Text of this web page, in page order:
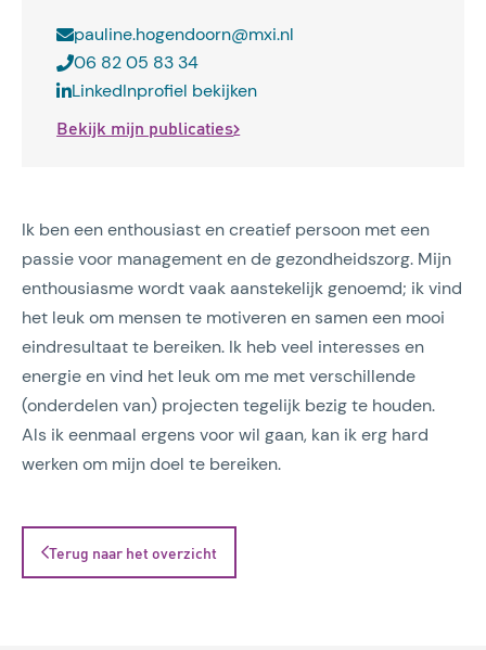
pauline.hogendoorn@mxi.nl
06 82 05 83 34
LinkedInprofiel bekijken
Bekijk mijn publicaties
Ik ben een enthousiast en creatief persoon met een
passie voor management en de gezondheidszorg. Mijn
enthousiasme wordt vaak aanstekelijk genoemd; ik vind
het leuk om mensen te motiveren en samen een mooi
eindresultaat te bereiken. Ik heb veel interesses en
energie en vind het leuk om me met verschillende
(onderdelen van) projecten tegelijk bezig te houden.
Als ik eenmaal ergens voor wil gaan, kan ik erg hard
werken om mijn doel te bereiken.
Terug naar het overzicht